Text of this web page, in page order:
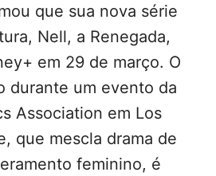
que sua nova série
Nell, a Renegada,
em 29 de março. O
durante um evento da
Association em Los
que mescla drama de
feminino, é